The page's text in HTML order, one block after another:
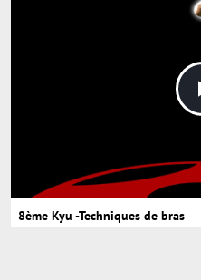
8ème Kyu -Techniques de bras